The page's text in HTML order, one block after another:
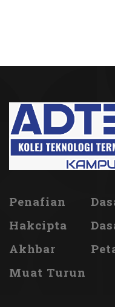
Penafian
Hakcipta
Akhbar
Muat Turun